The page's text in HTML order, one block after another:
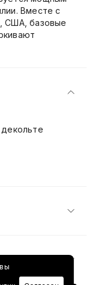
Вместе с
США, базовые